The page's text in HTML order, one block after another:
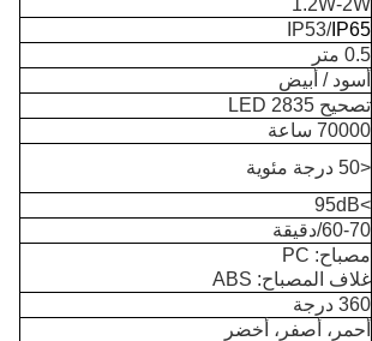
1.2W-2W
IP53/ IP65
0.5 متر
أسود / أبيض
تصحيح 2835 LED
70000 ساعة
<50 درجة مئوية
>95dB
60-70/دقيقة
مصباح: PC
غلاف المصباح: ABS
360 درجة
أحمر، أصفر، أخضر